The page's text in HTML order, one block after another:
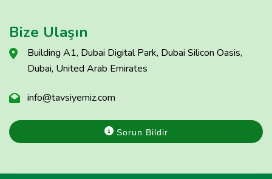
Bize Ulaşın
Building A1, Dubai Digital Park, Dubai Silicon Oasis,
Dubai, United Arab Emirates
info@tavsiyemiz.com
Sorun Bildir